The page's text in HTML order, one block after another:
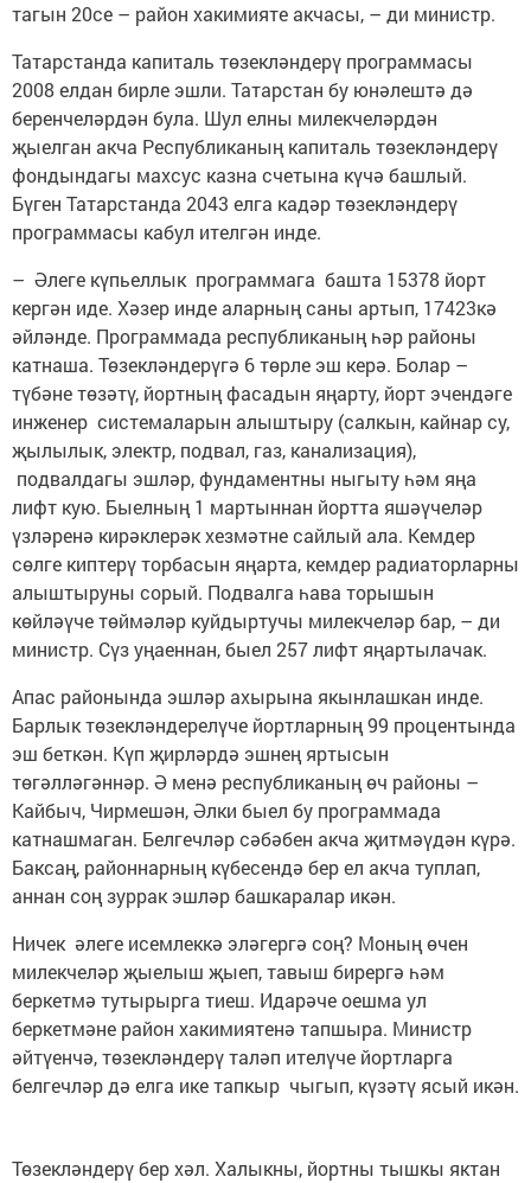
тагын 20се – район хакимияте акчасы, – ди министр.
Татарстанда капиталь төзекләндерү программасы
2008 елдан бирле эшли. Татарстан бу юнәлештә дә
беренчеләрдән була. Шул елны милекчеләрдән
җыелган акча Республиканың капиталь төзекләндерү
фондындагы махсус казна счетына күчә башлый.
Бүген Татарстанда 2043 елга кадәр төзекләндерү
программасы кабул ителгән инде.
– Әлеге күпьеллык программага башта 15378 йорт
кергән иде. Хәзер инде аларның саны артып, 17423кә
әйләнде. Программада республиканың һәр районы
катнаша. Төзекләндерүгә 6 төрле эш керә. Болар –
түбәне төзәтү, йортның фасадын яңарту, йорт эчендәге
инженер системаларын алыштыру (салкын, кайнар су,
җылылык, электр, подвал, газ, канализация),
подвалдагы эшләр, фундаментны ныгыту һәм яңа
лифт кую. Быелның 1 мартыннан йортта яшәүчеләр
үзләренә кирәклерәк хезмәтне сайлый ала. Кемдер
сөлге киптерү торбасын яңарта, кемдер радиаторларны
алыштыруны сорый. Подвалга һава торышын
көйләүче төймәләр куйдыртучы милекчеләр бар, – ди
министр. Сүз уңаеннан, быел 257 лифт яңартылачак.
Апас районында эшләр ахырына якынлашкан инде.
Барлык төзекләндерелүче йортларның 99 процентында
эш беткән. Күп җирләрдә эшнең яртысын
төгәлләгәннәр. Ә менә республиканың өч районы –
Кайбыч, Чирмешән, Әлки быел бу программада
катнашмаган. Белгечләр сәбәбен акча җитмәүдән күрә.
Баксаң, районнарның күбесендә бер ел акча туплап,
аннан соң зуррак эшләр башкаралар икән.
Ничек әлеге исемлеккә эләгергә соң? Моның өчен
милекчеләр җыелыш җыеп, тавыш бирергә һәм
беркетмә тутырырга тиеш. Идарәче оешма ул
беркетмәне район хакимиятенә тапшыра. Министр
әйтүенчә, төзекләндерү таләп ителүче йортларга
белгечләр дә елга ике тапкыр чыгып, күзәтү ясый икән.
Төзекләндерү бер хәл. Халыкны, йортны тышкы яктан